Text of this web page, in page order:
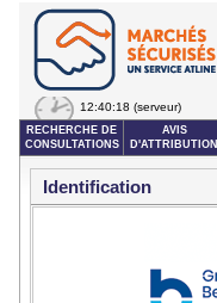
12:40:18 (serveur)
RECHERCHE DE
CONSULTATIONS
AVIS
D'ATTRIBUTION
Identification